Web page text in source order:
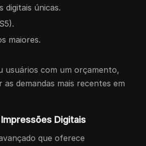
digitais únicas.
maiores.
usuários com um orçamento,
demandas mais recentes em
Digitais
que oferece